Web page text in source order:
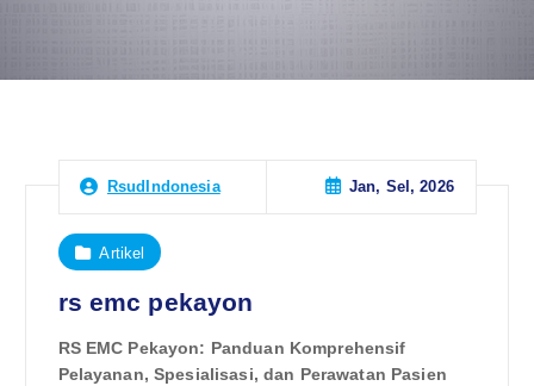
RsudIndonesia Jan, Sel, 2026
Artikel
rs emc pekayon
RS EMC Pekayon: Panduan Komprehensif
Pelayanan, Spesialisasi, dan Perawatan Pasien